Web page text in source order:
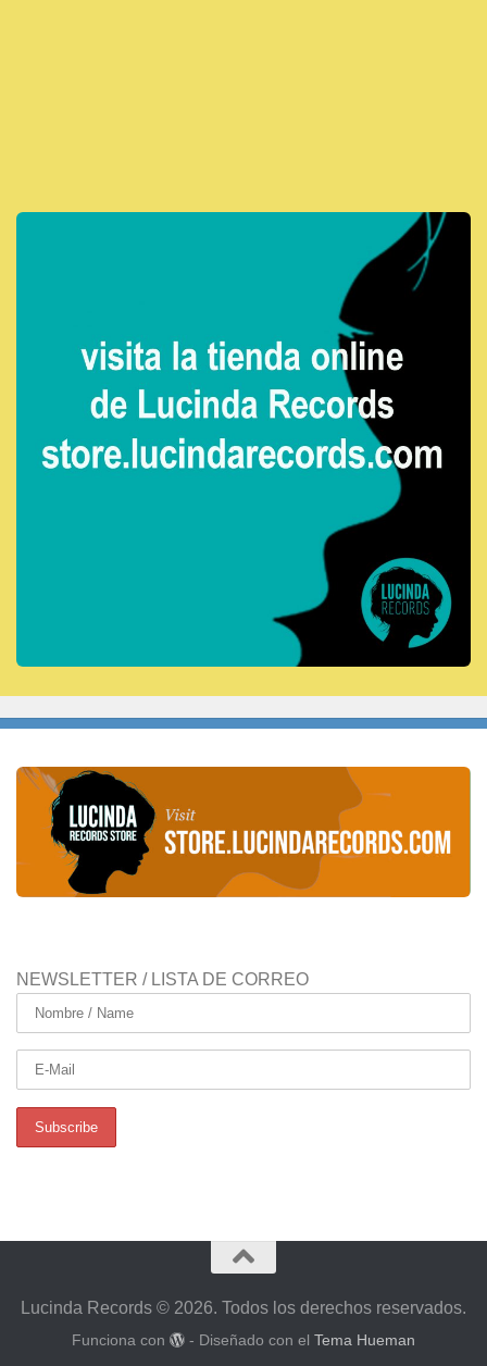
NEWSLETTER / LISTA DE CORREO
Lucinda Records © 2026. Todos los derechos reservados.
Funciona con - Diseñado con el Tema Hueman